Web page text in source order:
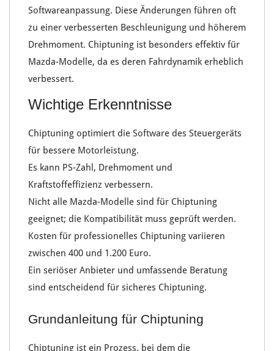
Softwareanpassung. Diese Änderungen führen oft
zu einer verbesserten Beschleunigung und höherem
Drehmoment. Chiptuning ist besonders effektiv für
Mazda-Modelle, da es deren Fahrdynamik erheblich
verbessert.
Wichtige Erkenntnisse
Chiptuning optimiert die Software des Steuergeräts
für bessere Motorleistung.
Es kann PS-Zahl , Drehmoment und
Kraftstoffeffizienz verbessern.
Nicht alle Mazda-Modelle sind für Chiptuning
geeignet; die Kompatibilität muss geprüft werden.
Kosten für professionelles Chiptuning variieren
zwischen 400 und 1.200 Euro.
Ein seriöser Anbieter und umfassende Beratung
sind entscheidend für sicheres Chiptuning.
Grundanleitung für Chiptuning
Chiptuning ist ein Prozess, bei dem die